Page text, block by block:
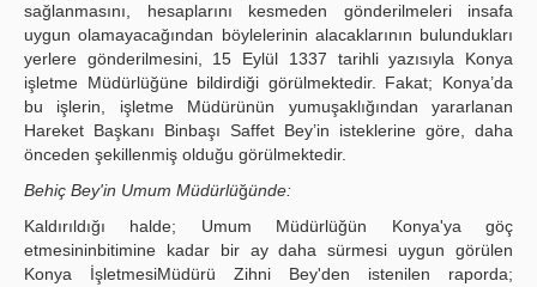
sağlanmasını, hesaplarını kesmeden gönderilmeleri insafa
uygun olamayacağından böylelerinin alacaklarının bulundukları
yerlere gönderilmesini, 15 Eylül 1337 tarihli yazısıyla Konya
işletme Müdürlüğüne bildirdiği görülmektedir. Fakat; Konya’da
bu işlerin, işletme Müdürünün yumuşaklığından yararlanan
Hareket Başkanı Binbaşı Saffet Bey’in isteklerine göre, daha
önceden şekillenmiş olduğu görülmektedir.
Behiç Bey'in Umum Müdürlüğünde:
Kaldırıldığı halde; Umum Müdürlüğün Konya'ya göç
etmesininbitimine kadar bir ay daha sürmesi uygun görülen
Konya İşletmesiMüdürü Zihni Bey'den istenilen raporda;